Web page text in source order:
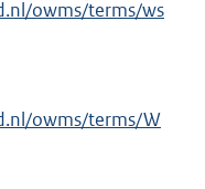
owms/terms/ws
owms/terms/W